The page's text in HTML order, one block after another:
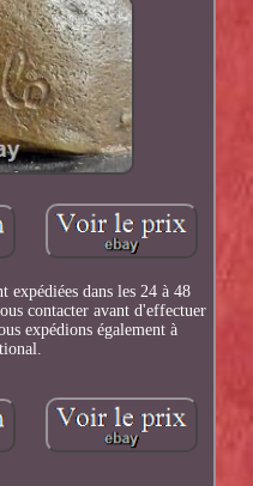
expédiées dans les 24 à 48
contacter avant d'effectuer
expédions également à